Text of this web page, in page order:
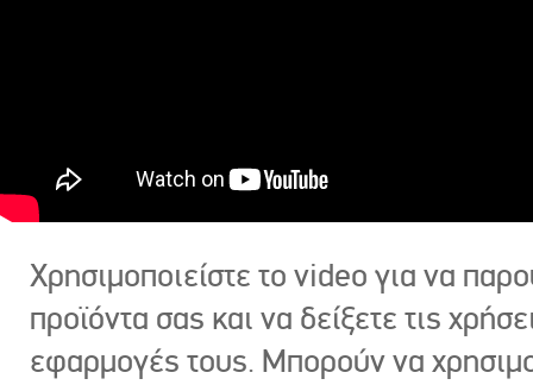
Χρησιμοποιείστε το video για να
προϊόντα σας και να δείξετε τις
εφαρμογές τους. Μπορούν να